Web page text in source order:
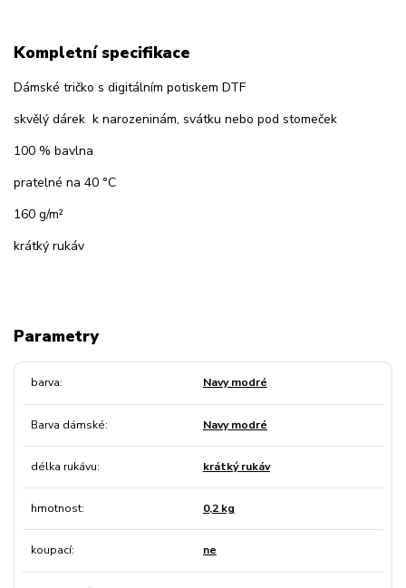
Kompletní specifikace
Dámské tričko s digitálním potiskem DTF
skvělý dárek k narozeninám, svátku nebo pod stomeček
100 % bavlna
pratelné na 40 °C
160 g/m²
krátký rukáv
Parametry
barva Navy modré
Barva dámské Navy modré
délka rukávu krátký rukáv
hmotnost 0,2 kg
koupací ne